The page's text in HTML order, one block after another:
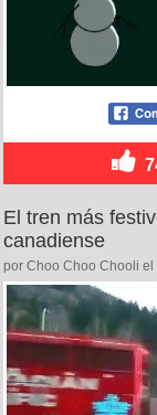
El tren más
canadiense
por Choo Choo Chooli el